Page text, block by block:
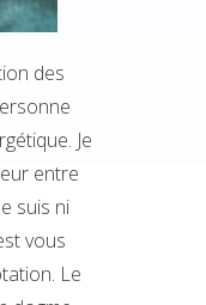
des
Je
entre
suis ni
vous
Le